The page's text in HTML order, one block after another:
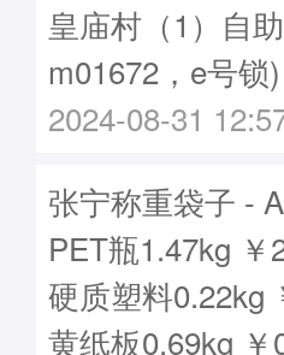
皇庙村（1）自
m01672，e号锁)
2024-08-31
张宁称重袋子 -
PET瓶1.47kg ￥
硬质塑料0.22kg
黄纸板0.69kg ￥